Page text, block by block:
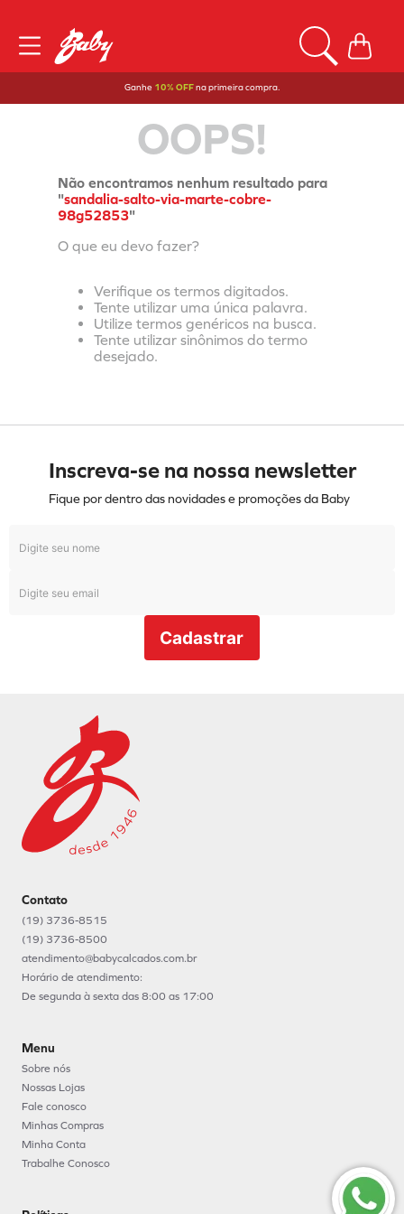
Ganhe 10% OFFna primeira compra.
OOPS!
Não encontramos nenhum resultado para
"sandalia-salto-via-marte-cobre-
98g52853"
O que eu devo fazer?
Verifique os termos digitados.
Tente utilizar uma única palavra.
Utilize termos genéricos na busca.
Tente utilizar sinônimos do termo
desejado.
Inscreva-se na nossa newsletter
Fique por dentro das novidades e promoções da Baby
Cadastrar
Contato
(19) 3736-8515
(19) 3736-8500
atendimento@babycalcados.com.br
Horário de atendimento:
De segunda à sexta das 8:00 as 17:00
Menu
Sobre nós
Nossas Lojas
Fale conosco
Minhas Compras
Minha Conta
Trabalhe Conosco